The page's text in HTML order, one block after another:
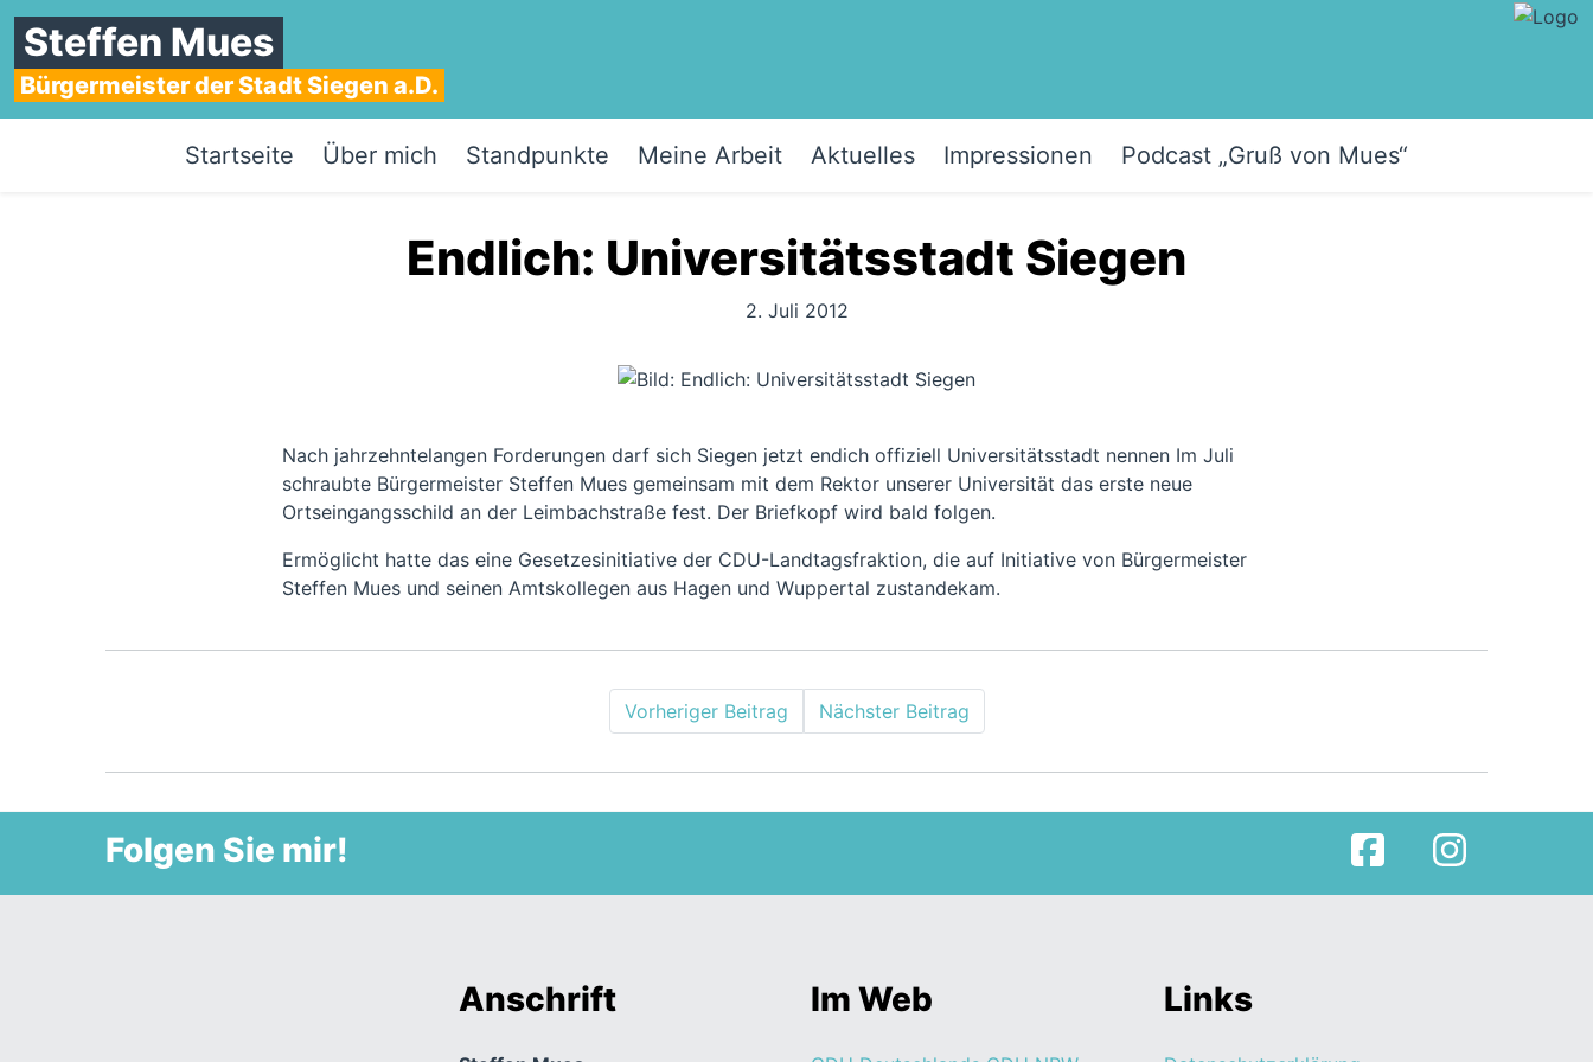
Steffen Mues
Bürgermeister der Stadt Siegen a.D.
Startseite Über mich Standpunkte Meine Arbeit Aktuelles Impressionen Podcast „Gruß von Mues“
Endlich: Universitätsstadt Siegen
2. Juli 2012
Nach jahrzehntelangen Forderungen darf sich Siegen jetzt endich offiziell Universitätsstadt nennen Im Juli
schraubte Bürgermeister Steffen Mues gemeinsam mit dem Rektor unserer Universität das erste neue
Ortseingangsschild an der Leimbachstraße fest. Der Briefkopf wird bald folgen.
Ermöglicht hatte das eine Gesetzesinitiative der CDU-Landtagsfraktion, die auf Initiative von Bürgermeister
Steffen Mues und seinen Amtskollegen aus Hagen und Wuppertal zustandekam.
Vorheriger Beitrag Nächster Beitrag
Folgen Sie mir! Facebook
Anschrift Im Web Links